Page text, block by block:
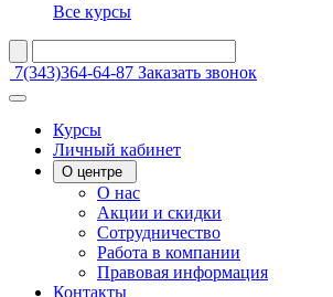
Все курсы
7(343)364-64-87 Заказать звонок
Курсы
Личный кабинет
О центре
О нас
Акции и скидки
Сотрудничество
Работа в компании
Правовая информация
Контакты